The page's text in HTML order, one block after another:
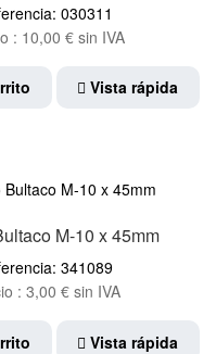
030311
: 10,00€ sin IVA
Vista rápida
M-10 x 45mm
341089
:3,00€ sin IVA
Vista rápida